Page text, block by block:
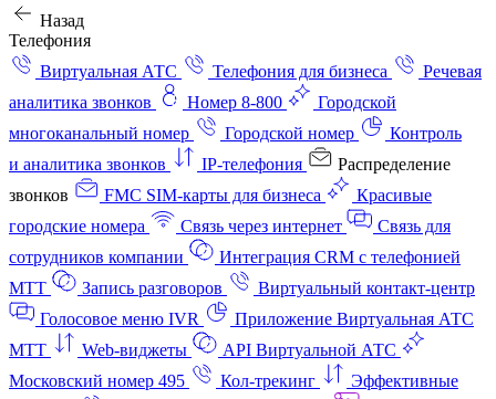
Назад
Телефония
Виртуальная АТС
Телефония для бизнеса
Речевая
аналитика звонков
Номер 8-800
Городской
многоканальный номер
Городской номер
Контроль
и аналитика звонков
IP-телефония
Распределение
звонков
FMC SIM-карты для бизнеса
Красивые
городские номера
Связь через интернет
Связь для
сотрудников компании
Интеграция CRM с телефонией
МТТ
Запись разговоров
Виртуальный контакт‑центр
Голосовое меню IVR
Приложение Виртуальная АТС
МТТ
Web-виджеты
API Виртуальной АТС
Московский номер 495
Кол-трекинг
Эффективные